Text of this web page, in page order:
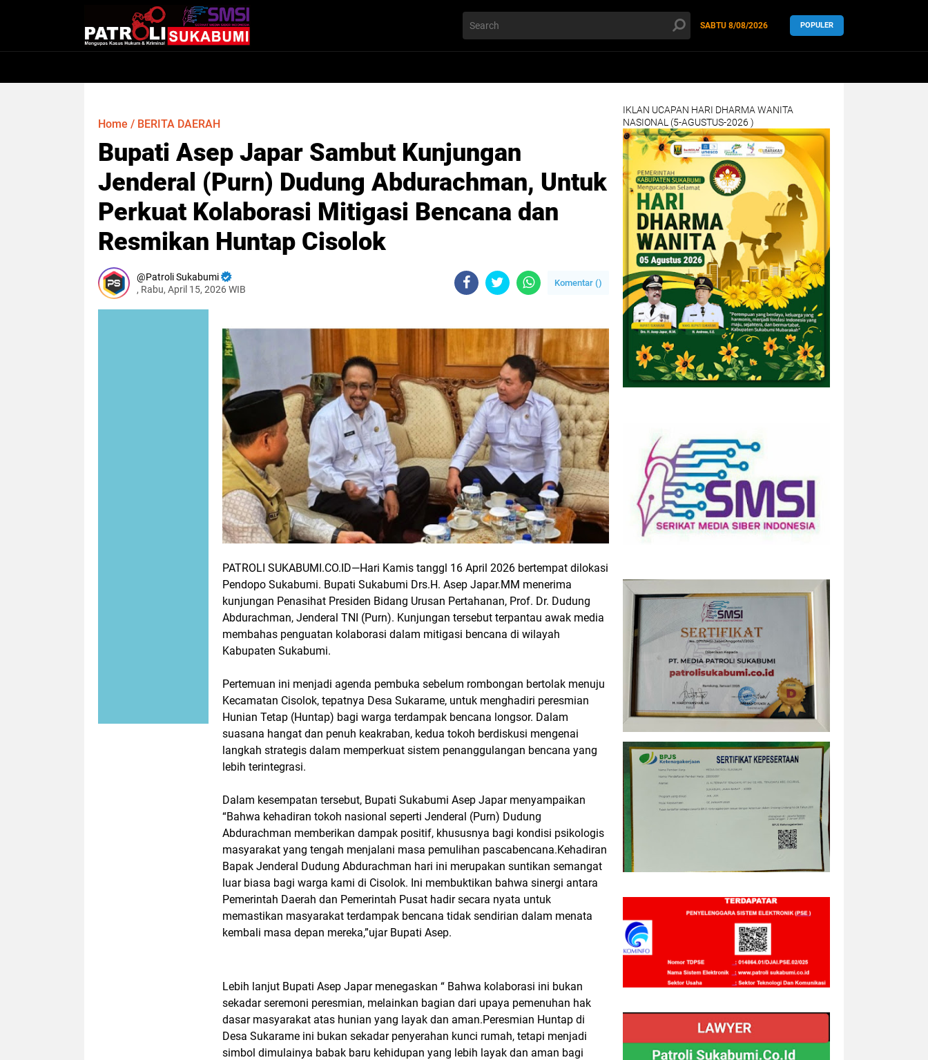
SABTU 8/08/2026 POPULER
Home / BERITA DAERAH
Bupati Asep Japar Sambut Kunjungan
Jenderal (Purn) Dudung Abdurachman, Untuk
Perkuat Kolaborasi Mitigasi Bencana dan
Resmikan Huntap Cisolok
Patroli Sukabumi
, Rabu, April 15, 2026 WIB
Komentar ()
PATROLI SUKABUMI.CO.ID—Hari Kamis tanggl 16 April 2026 bertempat dilokasi
Pendopo Sukabumi. Bupati Sukabumi Drs.H. Asep Japar.MM menerima
kunjungan Penasihat Presiden Bidang Urusan Pertahanan, Prof. Dr. Dudung
Abdurachman, Jenderal TNI (Purn). Kunjungan tersebut terpantau awak media
membahas penguatan kolaborasi dalam mitigasi bencana di wilayah
Kabupaten Sukabumi.
Pertemuan ini menjadi agenda pembuka sebelum rombongan bertolak menuju
Kecamatan Cisolok, tepatnya Desa Sukarame, untuk menghadiri peresmian
Hunian Tetap (Huntap) bagi warga terdampak bencana longsor. Dalam
suasana hangat dan penuh keakraban, kedua tokoh berdiskusi mengenai
langkah strategis dalam memperkuat sistem penanggulangan bencana yang
lebih terintegrasi.
Dalam kesempatan tersebut, Bupati Sukabumi Asep Japar menyampaikan
“Bahwa kehadiran tokoh nasional seperti Jenderal (Purn) Dudung
Abdurachman memberikan dampak positif, khususnya bagi kondisi psikologis
masyarakat yang tengah menjalani masa pemulihan pascabencana.Kehadiran
Bapak Jenderal Dudung Abdurachman hari ini merupakan suntikan semangat
luar biasa bagi warga kami di Cisolok. Ini membuktikan bahwa sinergi antara
Pemerintah Daerah dan Pemerintah Pusat hadir secara nyata untuk
memastikan masyarakat terdampak bencana tidak sendirian dalam menata
kembali masa depan mereka,”ujar Bupati Asep.
Lebih lanjut Bupati Asep Japar menegaskan “ Bahwa kolaborasi ini bukan
sekadar seremoni peresmian, melainkan bagian dari upaya pemenuhan hak
dasar masyarakat atas hunian yang layak dan aman.Peresmian Huntap di
Desa Sukarame ini bukan sekadar penyerahan kunci rumah, tetapi menjadi
simbol dimulainya babak baru kehidupan yang lebih layak dan aman bagi
IKLAN UCAPAN HARI DHARMA WANITA
NASIONAL (5-AGUSTUS-2026 )